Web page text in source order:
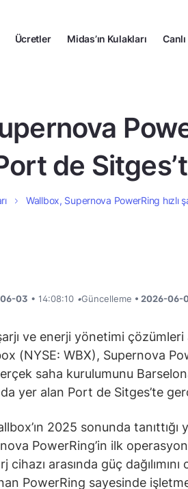
Ücretler Midas’ın Kulakları
de
Wallbox, Supernova PowerRing hızlı
03 • 14:08:10 •Güncelleme • 2026-06-
ve enerji yönetimi çözümleri
(NYSE: WBX), Supernova
saha kurulumunu
yer alan Port de Sitges’te
2025 sonunda tanıttığı
PowerRing’in ilk
cihazı arasında güç
PowerRing sayesinde